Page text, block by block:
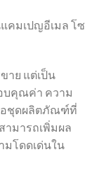
คมเปญอีเมล โซ
าย แต่เป็น
บคุณค่า ความ
อชุดผลิตภัณฑ์ที่
ามารถเพิ่มผล
มโดดเด่นใน